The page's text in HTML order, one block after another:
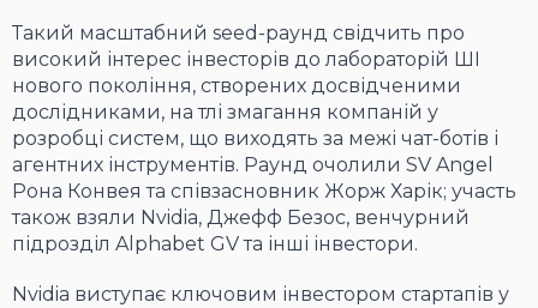
Такий масштабний seed-раунд свідчить про
високий інтерес інвесторів до лабораторій ШІ
нового покоління, створених досвідченими
дослідниками, на тлі змагання компаній у
розробці систем, що виходять за межі чат-ботів і
агентних інструментів. Раунд очолили SV Angel
Рона Конвея та співзасновник Жорж Харік; участь
також взяли Nvidia, Джефф Безос, венчурний
підрозділ Alphabet GV та інші інвестори.
Nvidia виступає ключовим інвестором стартапів у